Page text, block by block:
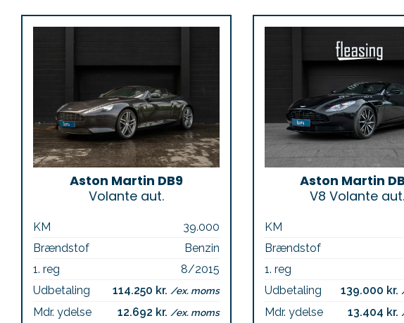
Aston Martin DB9
Volante aut.
KM
39.000
Brændstof
Benzin
1. reg
8/2015
Udbetaling
114.250 kr. /ex. moms
Mdr. ydelse 12.692 kr. /ex. moms
Aston Martin
V8 Volante aut.
KM
Brændstof
1. reg
Udbetaling
139.000 kr.
Mdr. ydelse 13.404 kr.